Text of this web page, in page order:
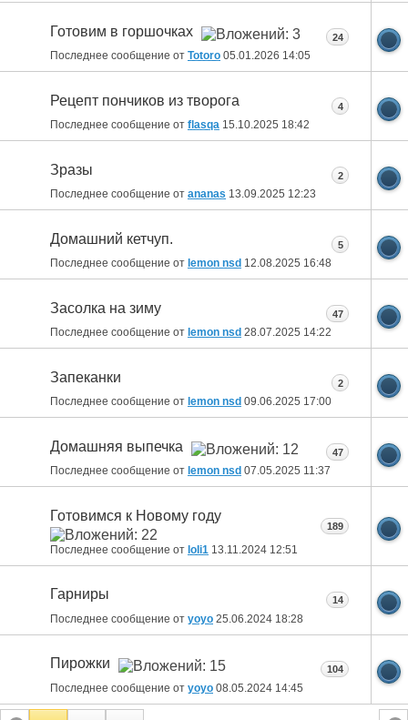
Готовим в горшочках
Последнее сообщение от Totoro 05.01.2026 14:05
24
Рецепт пончиков из творога
Последнее сообщение от flasqa 15.10.2025 18:42
4
Зразы
Последнее сообщение от ananas 13.09.2025 12:23
2
Домашний кетчуп.
Последнее сообщение от lemon nsd 12.08.2025 16:48
5
Засолка на зиму
Последнее сообщение от lemon nsd 28.07.2025 14:22
47
Запеканки
Последнее сообщение от lemon nsd 09.06.2025 17:00
2
Домашняя выпечка
Последнее сообщение от lemon nsd 07.05.2025 11:37
47
Готовимся к Новому году
Последнее сообщение от loli1 13.11.2024 12:51
189
Гарниры
Последнее сообщение от yoyo 25.06.2024 18:28
14
Пирожки
Последнее сообщение от yoyo 08.05.2024 14:45
104